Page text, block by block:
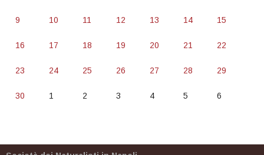
9 10 11 12 13 14 15
16 17 18 19 20 21 22
23 24 25 26 27 28 29
30 1 2 3 4 5 6